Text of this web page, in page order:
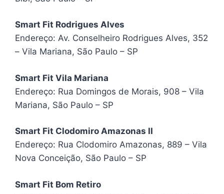
Smart Fit Rodrigues Alves
Endereço: Av. Conselheiro Rodrigues Alves, 352
– Vila Mariana, São Paulo – SP
Smart Fit Vila Mariana
Endereço: Rua Domingos de Morais, 908 – Vila
Mariana, São Paulo – SP
Smart Fit Clodomiro Amazonas II
Endereço: Rua Clodomiro Amazonas, 889 – Vila
Nova Conceição, São Paulo – SP
Smart Fit Bom Retiro